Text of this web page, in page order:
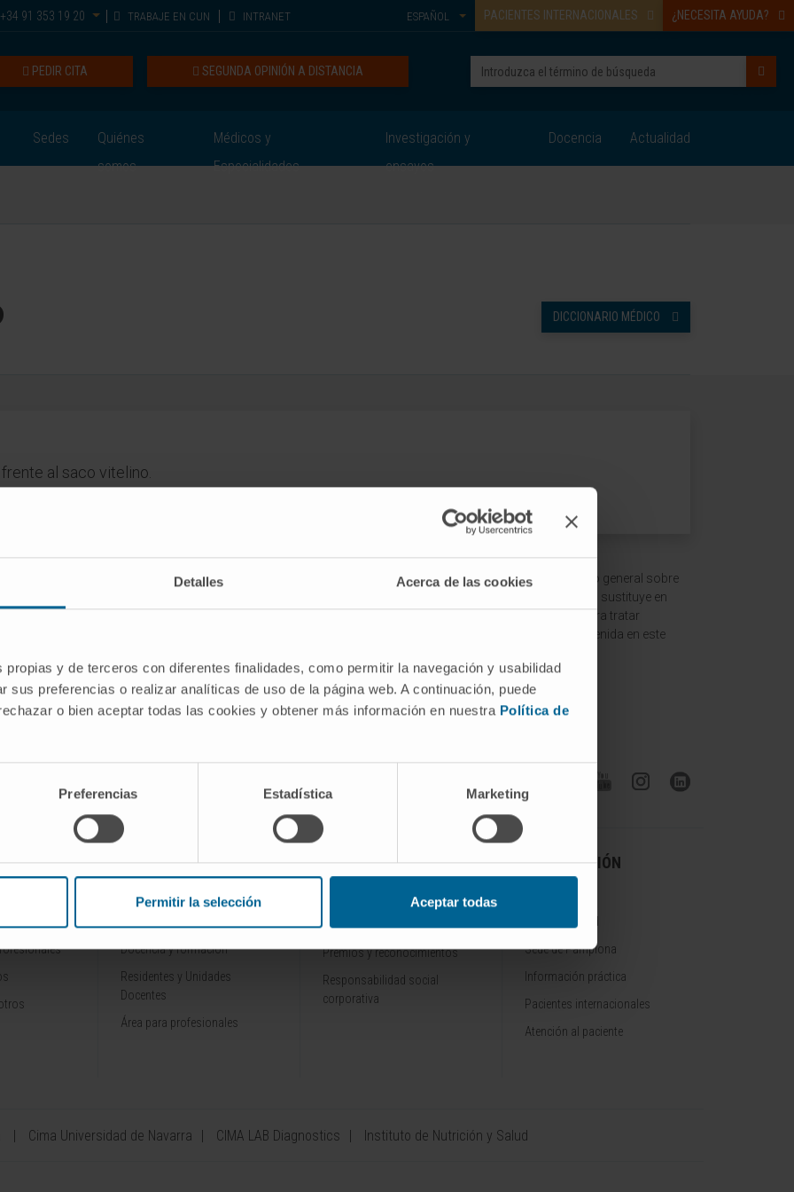
Detalles Acerca de las cookies
propias y de terceros con diferentes finalidades, como permitir la navegación y usabilidad
sus preferencias o realizar analíticas de uso de la página web. A continuación, puede
o bien aceptar todas las cookies y obtener más información en nuestra Política de
Preferencias Estadística Marketing
Permitir la selección Aceptar todas
+34 91 353 19 20 TRABAJE EN CUN INTRANET PACIENTES INTERNACIONALES ¿NECESITA AYUDA?
ESPAÑOL
SEGUNDA OPINIÓN A DISTANCIA
PEDIR CITA
Sedes
Quiénes
somos
Médicos y
Especialidades
Investigación y
ensayos
Docencia Actualidad
DICCIONARIO MÉDICO
al saco vitelino.
de la Clínica Universidad de Navarra tiene como objetivo principal ofrecer un contexto y entendimiento general sobre
única para tomar decisiones relacionadas con la salud. Esta información es meramente informativa y no sustituye en
de profesionales de la salud. Siempre es esencial consultar a un médico o especialista para tratar
de Navarra no se responsabiliza por el uso inapropiado o la interpretación de la información contenida en este
INVESTIGACIÓN Y
Docencia y formación
Residentes y Unidades
Docentes
Área para profesionales
CONOZCA LA CLÍNICA
Tecnología
Premios y reconocimientos
Responsabilidad social
corporativa
INFORMACIÓN
Sede de Pamplona
Información práctica
Pacientes internacionales
Atención al paciente
Cima Universidad de Navarra CIMA LAB Diagnostics Instituto de Nutrición y Salud